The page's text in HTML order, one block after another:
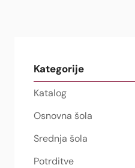
Kategorije
Katalog
Osnovna šola
Srednja šola
Potrditve